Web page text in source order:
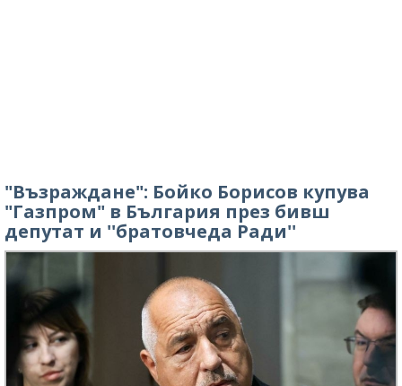
"Възраждане": Бойко Борисов купува
"Газпром" в България през бивш
депутат и ''братовчеда Ради''